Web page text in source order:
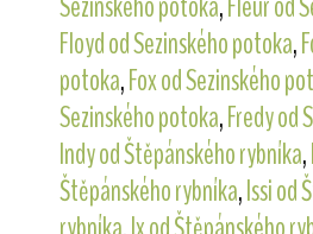
Floyd od Sezinského potoka,
potoka,Fox od Sezinského
Sezinského potoka,Fredy od
Indy od Štěpánského rybníka,
Štěpánského rybníka,Issi od